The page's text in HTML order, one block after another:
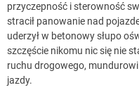
przyczepność i sterowność
stracił panowanie nad
uderzył w betonowy słupo
szczęście nikomu nic się nie
ruchu drogowego,
jazdy.